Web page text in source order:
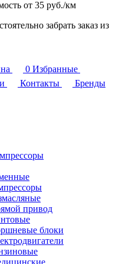
от 35 руб./км
забрать заказ из
0 Избранные
Контакты
Бренды
привод
блоки